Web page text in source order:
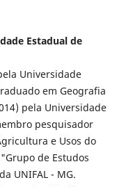
Estadual de
Universidade
em Geografia
pela Universidade
pesquisador
e Usos do
de Estudos
UNIFAL - MG.